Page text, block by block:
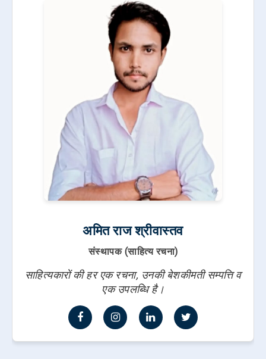
अमित राज श्रीवास्तव
संस्थापक (साहित्य रचना)
साहित्यकारों की हर एक रचना, उनकी बेशकीमती सम्पत्ति व
एक उपलब्धि है।